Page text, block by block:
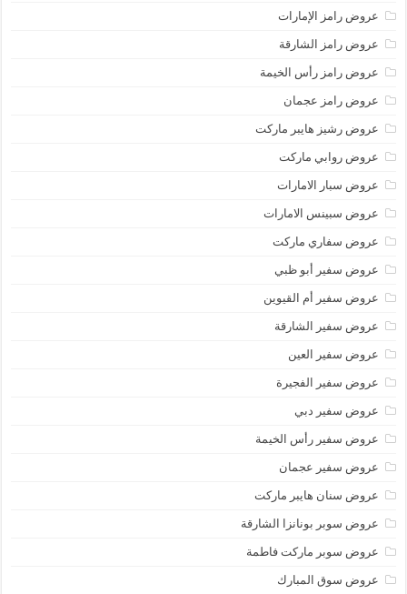
عروض رامز الإمارات
عروض رامز الشارقة
عروض رامز رأس الخيمة
عروض رامز عجمان
عروض رشيز هايبر ماركت
عروض روابي ماركت
عروض سبار الامارات
عروض سبينس الامارات
عروض سفاري ماركت
عروض سفير أبو ظبي
عروض سفير أم القيوين
عروض سفير الشارقة
عروض سفير العين
عروض سفير الفجيرة
عروض سفير دبي
عروض سفير رأس الخيمة
عروض سفير عجمان
عروض سنان هايبر ماركت
عروض سوبر بونانزا الشارقة
عروض سوبر ماركت فاطمة
عروض سوق المبارك